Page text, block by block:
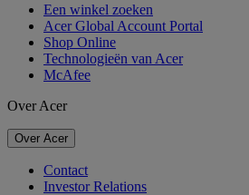
Een winkel zoeken
Acer Global Account Portal
Shop Online
Technologieën van Acer
McAfee
Over Acer
Over Acer
Contact
Investor Relations